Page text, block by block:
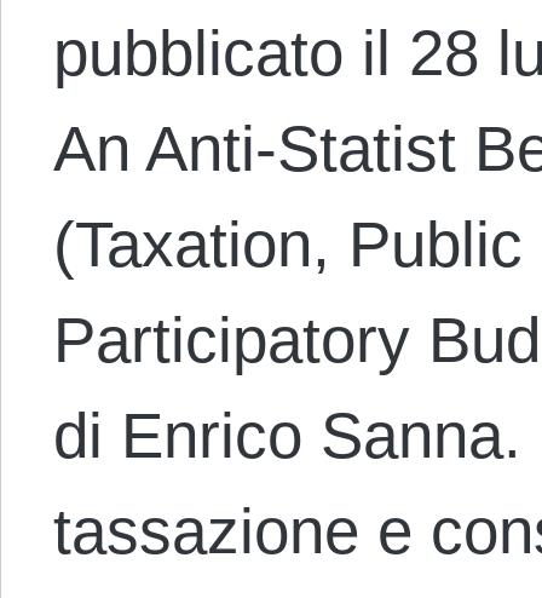
pubblicato il 28
An Anti-Statist
(Taxation,
Participatory
di Enrico
tassazione e